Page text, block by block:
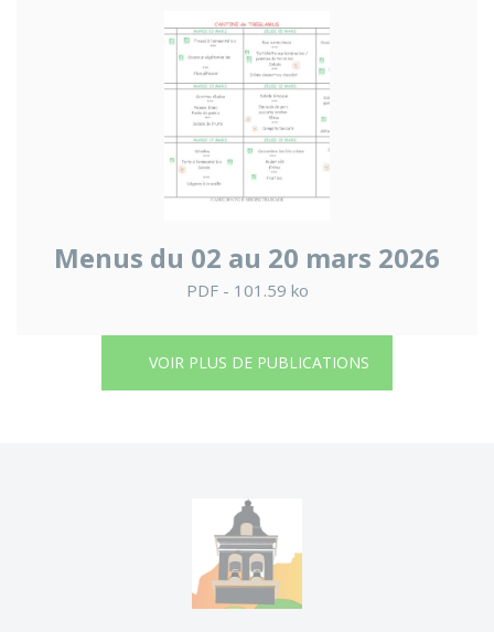
Menus du 02 au 20 mars 2026
PDF - 101.59 ko
VOIR PLUS DE PUBLICATIONS